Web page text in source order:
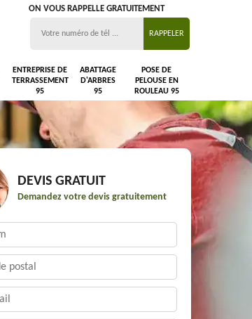
ON VOUS RAPPELLE GRATUITEMENT
ENTREPRISE DE
TERRASSEMENT
95
ABATTAGE
D'ARBRES
95
POSE DE
PELOUSE EN
ROULEAU 95
DEVIS GRATUIT
Demandez votre devis gratuitement